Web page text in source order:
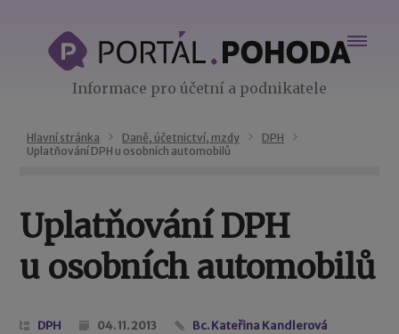
Informace pro účetní a podnikatele
Hlavní stránka Daně, účetnictví, mzdy
DPH
Uplatňování DPH u osobních automobilů
Uplatňování DPH
u osobních automobilů
DPH 04. 11. 2013 Bc. Kateřina Kandlerová